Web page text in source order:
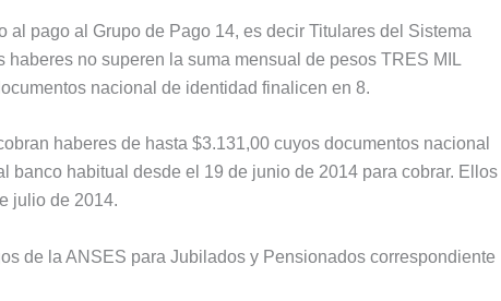
al pago al Grupo de Pago 14, es decir Titulares del Sistema
haberes no superen la suma mensual de pesos TRES MIL
nacional de identidad finalicen en 8.
haberes de hasta $3.131,00 cuyos documentos nacional
banco habitual desde el 19 de junio de 2014 para cobrar. Ellos
julio de 2014.
de la ANSES para Jubilados y Pensionados correspondiente